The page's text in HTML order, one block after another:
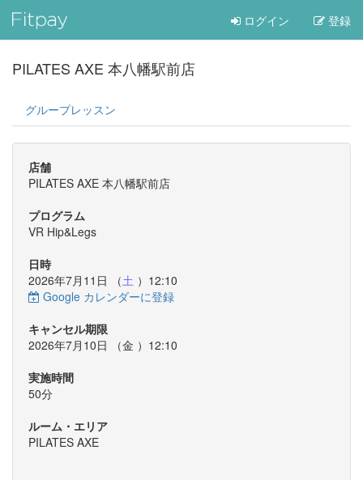
ログイン 登録
PILATES AXE 本八幡駅前店
グループレッスン
店舗
PILATES AXE 本八幡駅前店
プログラム
VR Hip&Legs
日時
2026年7月11日 （土 ）12:10
Google カレンダーに登録
キャンセル期限
2026年7月10日 （金 ）12:10
実施時間
50分
ルーム・エリア
PILATES AXE